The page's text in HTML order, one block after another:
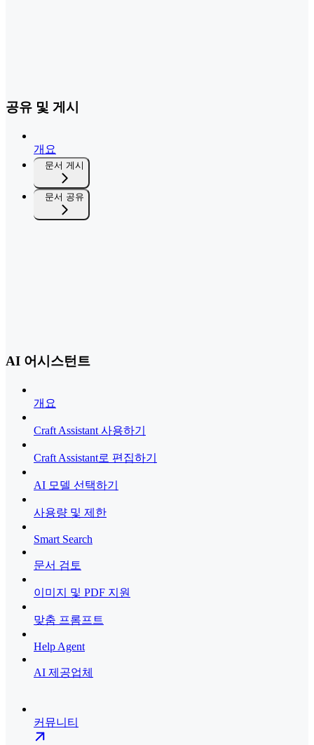
공유 및 게시
개요
문서 게시
문서 공유
AI 어시스턴트
개요
Craft Assistant 사용하기
Craft Assistant로 편집하기
AI 모델 선택하기
사용량 및 제한
Smart Search
문서 검토
이미지 및 PDF 지원
맞춤 프롬프트
Help Agent
AI 제공업체
커뮤니티